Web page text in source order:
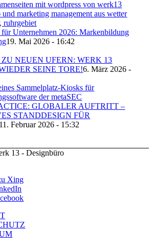
für Unternehmen 2026: Markenbildung
19. Mai 2026 - 16:42
NEUEN UFERN: WERK 13
SEINE TORE!6. März 2026 -
GLOBALER AUFTRITT –
STANDDESIGN FÜR
11. Februar 2026 - 15:32
13 - Designbüro
Xing